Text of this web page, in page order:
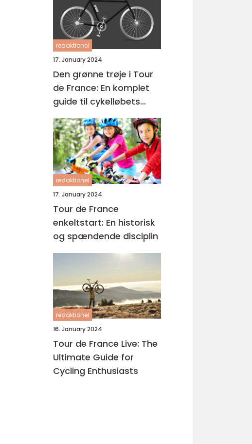
redaktionel
17. January 2024
Den grønne trøje i Tour
de France: En komplet
guide til cykelløbets
mest eftertragtede pris
redaktionel
17. January 2024
Tour de France
enkeltstart: En historisk
og spændende disciplin
redaktionel
16. January 2024
Tour de France Live: The
Ultimate Guide for
Cycling Enthusiasts